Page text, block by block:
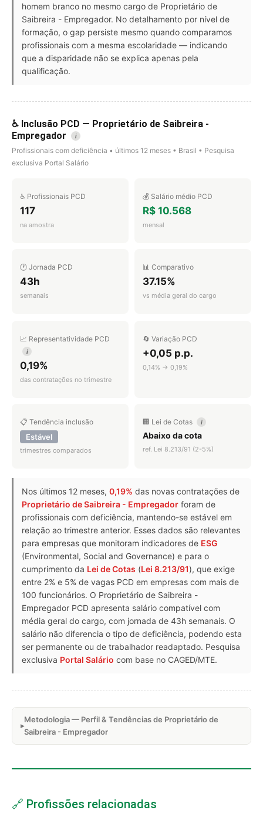
homem branco no mesmo cargo de Proprietário de
Saibreira - Empregador. No detalhamento por nível de
formação, o gap persiste mesmo quando comparamos
profissionais com a mesma escolaridade — indicando
que a disparidade não se explica apenas pela
qualificação.
♿ Inclusão PCD — Proprietário de Saibreira -
Empregador
i
Profissionais com deficiência • últimos 12 meses • Brasil • Pesquisa
exclusiva Portal Salário
♿ Profissionais PCD
117
na amostra
💰 Salário médio PCD
R$ 10.568
mensal
🕐 Jornada PCD
43h
semanais
📊 Comparativo
37.15%
vs média geral do cargo
📈 Representatividade PCD
i
0,19%
das contratações no trimestre
🔄 Variação PCD
+0,05 p.p.
0,14% → 0,19%
📋 Tendência inclusão
Estável
trimestres comparados
🏢 Lei de Cotas i
Abaixo da cota
ref. Lei 8.213/91 (2-5%)
Nos últimos 12 meses, 0,19% das novas contratações de
Proprietário de Saibreira - Empregador foram de
profissionais com deficiência, mantendo-se estável em
relação ao trimestre anterior. Esses dados são relevantes
para empresas que monitoram indicadores de ESG
(Environmental, Social and Governance) e para o
cumprimento da Lei de Cotas (Lei 8.213/91), que exige
entre 2% e 5% de vagas PCD em empresas com mais de
100 funcionários. O Proprietário de Saibreira -
Empregador PCD apresenta salário compatível com
média geral do cargo, com jornada de 43h semanais. O
salário não diferencia o tipo de deficiência, podendo esta
ser permanente ou de trabalhador readaptado. Pesquisa
exclusiva Portal Salário com base no CAGED/MTE.
Metodologia — Perfil & Tendências de Proprietário de
Saibreira - Empregador
🔗 Profissões relacionadas